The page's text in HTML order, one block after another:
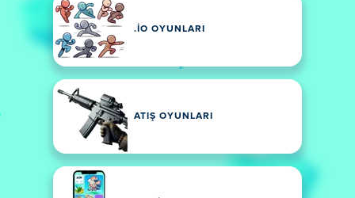
.IO OYUNLARI
ATIŞ OYUNLARI